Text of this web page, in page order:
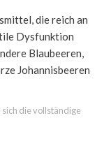
die reich an
Dysfunktion
Blaubeeren,
Johannisbeeren
sich die vollständige